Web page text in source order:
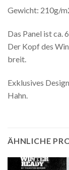
Gewicht: 210g/
Das Panel ist ca.
Der Kopf des
breit.
Exklusives
Hahn.
ÄHNLICHE